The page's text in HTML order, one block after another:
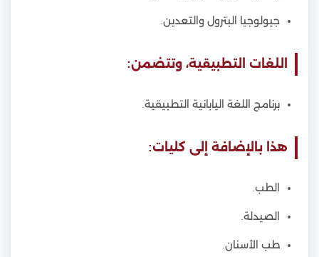
جيولوجيا البترول والتعدين.
اللغات التطبيقية، وتتضمن:
برنامج اللغة اليابانية التطبيقية.
هذا بالإضافة إلى كليات:
الطب.
الصيدلة.
طب الأسنان.